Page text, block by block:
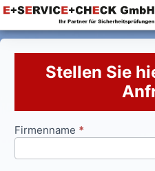
Stellen Sie
Anfrageformular
Firmenname *